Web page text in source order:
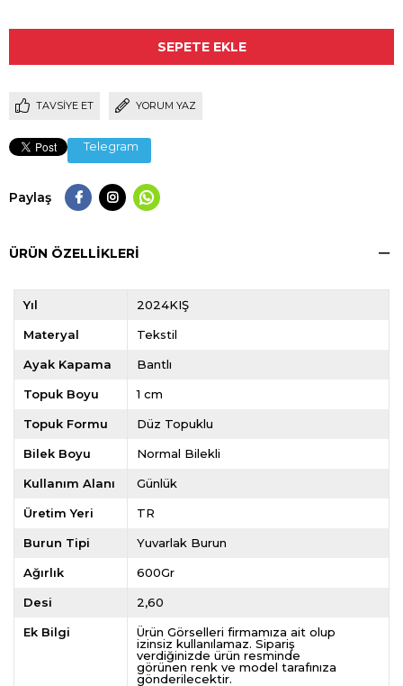
TAVSIYE ET YORUM YAZ
Telegram
Paylaş
ÜRÜN ÖZELLIKLERI
Yıl 2024KIŞ
Materyal Tekstil
Ayak Kapama Bantlı
Topuk Boyu 1 cm
Topuk Formu Düz Topuklu
Bilek Boyu Normal Bilekli
Kullanım Alanı Günlük
Üretim Yeri TR
Burun Tipi Yuvarlak Burun
Ağırlık 600Gr
Desi 2,60
Ek Bilgi
Ürün Görselleri firmamıza ait olup
izinsiz kullanılamaz. Sipariş
verdiğinizde ürün resminde
görünen renk ve model tarafınıza
gönderilecektir.